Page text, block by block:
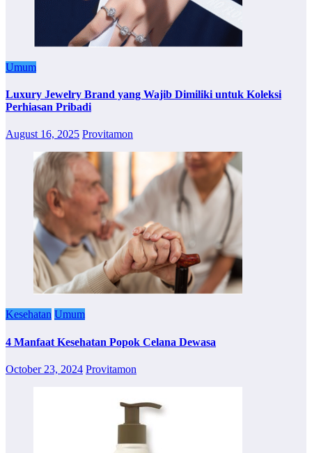
Umum
Luxury Jewelry Brand yang Wajib Dimiliki untuk Koleksi
Perhiasan Pribadi
August 16, 2025 Provitamon
Kesehatan Umum
4 Manfaat Kesehatan Popok Celana Dewasa
October 23, 2024 Provitamon